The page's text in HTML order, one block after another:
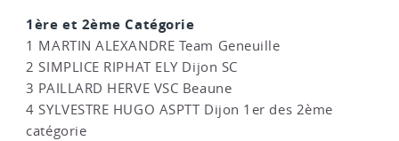
1ère et 2ème Catégorie
1 MARTIN ALEXANDRE Team Geneuille
2 SIMPLICE RIPHAT ELY Dijon SC
3 PAILLARD HERVE VSC Beaune
4 SYLVESTRE HUGO ASPTT Dijon 1er des 2ème
catégorie